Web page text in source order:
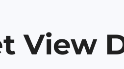
View